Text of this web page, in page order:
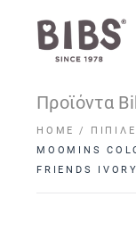
Προϊόντα
HOME
MOOMINS
FRIENDS